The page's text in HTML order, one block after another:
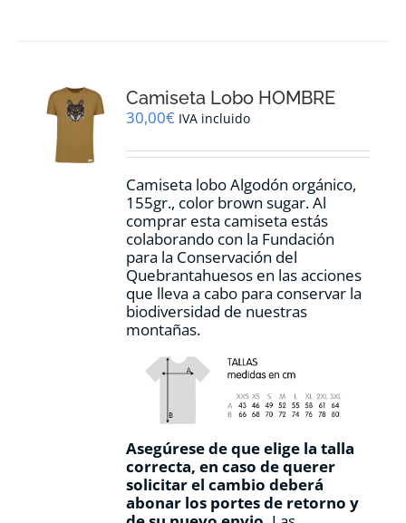
se
pueden
en
página
de
producto
Camiseta Lobo HOMBRE
30,00€ IVA incluido
Camiseta lobo Algodón orgánico,
155gr., color brown sugar.Al
comprar esta camiseta estás
colaborando con la Fundación
para la Conservación del
Quebrantahuesos en las acciones
que lleva a cabo para conservar la
biodiversidad de nuestras
montañas.
Asegúrese de que elige la talla
correcta, en caso de querer
solicitar el cambio deberá
abonar los portes de retorno y